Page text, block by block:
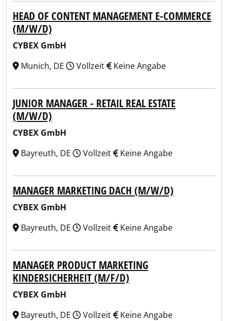
HEAD OF CONTENT MANAGEMENT E-COMMERCE
(M/W/D)
CYBEX GmbH
Munich, DE
Vollzeit Keine Angabe
JUNIOR MANAGER - RETAIL REAL ESTATE
(M/W/D)
CYBEX GmbH
Bayreuth, DE
Vollzeit Keine Angabe
MANAGER MARKETING DACH (M/W/D)
CYBEX GmbH
Bayreuth, DE
Vollzeit Keine Angabe
MANAGER PRODUCT MARKETING
KINDERSICHERHEIT (M/F/D)
CYBEX GmbH
Bayreuth, DE
Vollzeit Keine Angabe